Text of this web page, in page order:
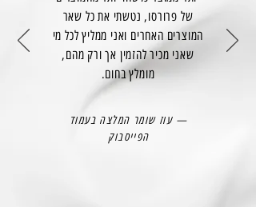
של פרורסו, נטשתי את כל שאר
המוצרים האחרים ואני ממליץ לכל מי
שאני מכיר להזמין אך ורק מהם,
מומלץ בחום.
— עוז שומר המלצה בעמוד
הפייסבוק